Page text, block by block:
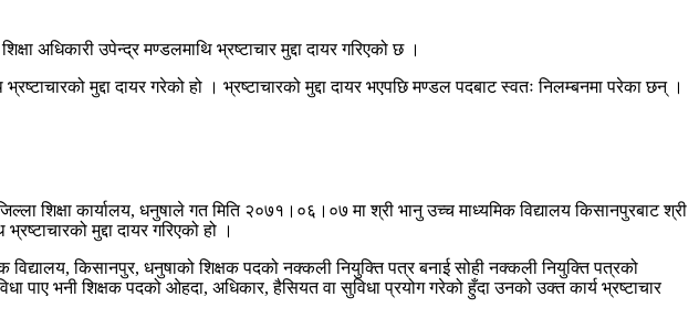
अधिकारी उपेन्द्र मण्डलमाथि भ्रष्टाचार मुद्दा दायर गरिएको छ ।
मुद्दा दायर गरेको हो । भ्रष्टाचारको मुद्दा दायर भएपछि मण्डल पदबाट स्वतः निलम्बनमा परेका छन् ।
शिक्षा कार्यालय, धनुषाले गत मिति २०७१।०६।०७ मा श्री भानु उच्च माध्यमिक विद्यालय किसानपुरबाट श्री
मुद्दा दायर गरिएको हो ।
किसानपुर, धनुषाको शिक्षक पदको नक्कली नियुक्ति पत्र बनाई सोही नक्कली नियुक्ति पत्रको
पाए भनी शिक्षक पदको ओहदा, अधिकार, हैसियत वा सुविधा प्रयोग गरेको हुँदा उनको उक्त कार्य भ्रष्टाचार